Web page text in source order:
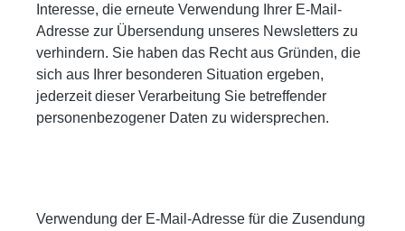
Interesse, die erneute Verwendung Ihrer E-Mail-
Adresse zur Übersendung unseres Newsletters zu
verhindern. Sie haben das Recht aus Gründen, die
sich aus Ihrer besonderen Situation ergeben,
jederzeit dieser Verarbeitung Sie betreffender
personenbezogener Daten zu widersprechen.
Verwendung der E-Mail-Adresse für die Zusendung